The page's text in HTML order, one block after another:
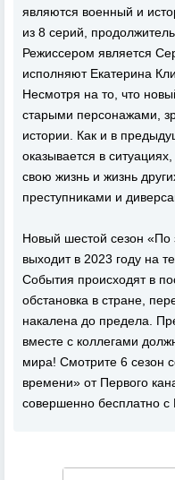
являются военный и
из 8 серий,
Режиссером является
исполняют Екатерина
Несмотря на то, что
старыми персонажами,
истории. Как и в
оказывается в
свою жизнь и жизнь
преступниками и
Новый шестой сезон «По
выходит в 2023 году на
События происходят в
обстановка в стране,
накалена до предела.
вместе с коллегами
мира! Смотрите 6 сезон
времени» от Первого
совершенно бесплатно с